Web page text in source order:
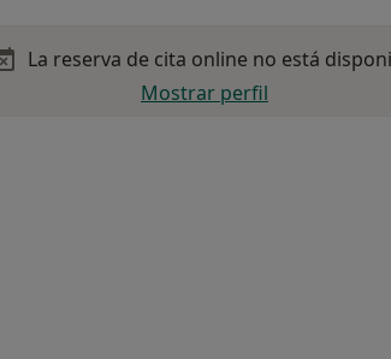
La reserva de cita online no está
Mostrar perfil